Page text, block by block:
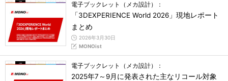
電子ブックレット（メカ設計）：
「3DEXPERIENCE World 2026」現地レポート
まとめ
2026年3月30日
MONOist
電子ブックレット（メカ設計）：
2025年7～9月に発表された主なリコール対象